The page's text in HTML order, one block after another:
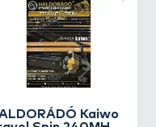
Kaiwo